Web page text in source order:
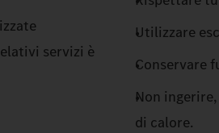
servizi è
Utilizzare
Conservare
Non
di calore.